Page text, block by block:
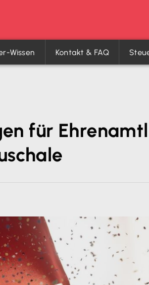
Wissen Kontakt & FAQ
für